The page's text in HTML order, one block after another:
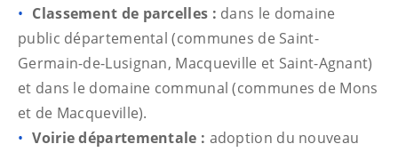
Classement de parcelles : dans le domaine
public départemental (communes de Saint-
Germain-de-Lusignan, Macqueville et Saint-Agnant)
et dans le domaine communal (communes de Mons
et de Macqueville).
Voirie départementale : adoption du nouveau